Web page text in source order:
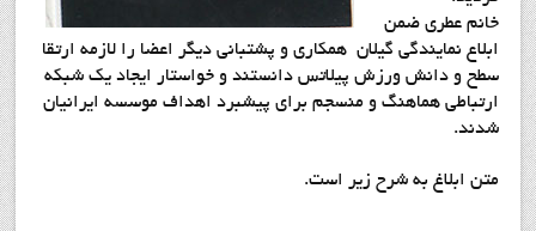
خانم عطری ضمن
ابلاع نمایندگی گيلان همکاری و پشتبانی دیگر اعضا را لازمه ارتقا
سطح و دانش ورزش پیلاتس دانستند و خواستار ایجاد یک شبکه
ارتباطی هماهنگ و منسجم برای پیشبرد اهداف موسسه ایرانیان
شدند.
متن ابلاغ به شرح زیر است.